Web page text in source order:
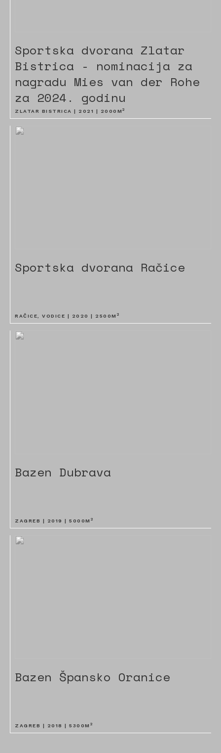
Sportska dvorana Zlatar
Bistrica - nominacija za
nagradu Mies van der Rohe
za 2024. godinu
ZLATAR BISTRICA | 2021 | 2000 M 2
Sportska dvorana Račice
RAČICE, VODICE | 2020 | 2500M 2
Bazen Dubrava
ZAGREB | 2019 | 5000M 2
Bazen Špansko Oranice
ZAGREB | 2018 | 5300M 2